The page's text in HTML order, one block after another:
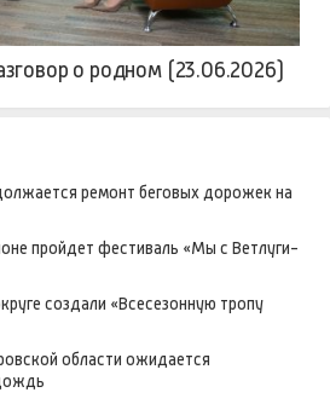
о родном (23.06.2026)
ремонт беговых дорожек на
пройдет фестиваль «Мы с Ветлуги-
создали «Всесезонную тропу
области ожидается